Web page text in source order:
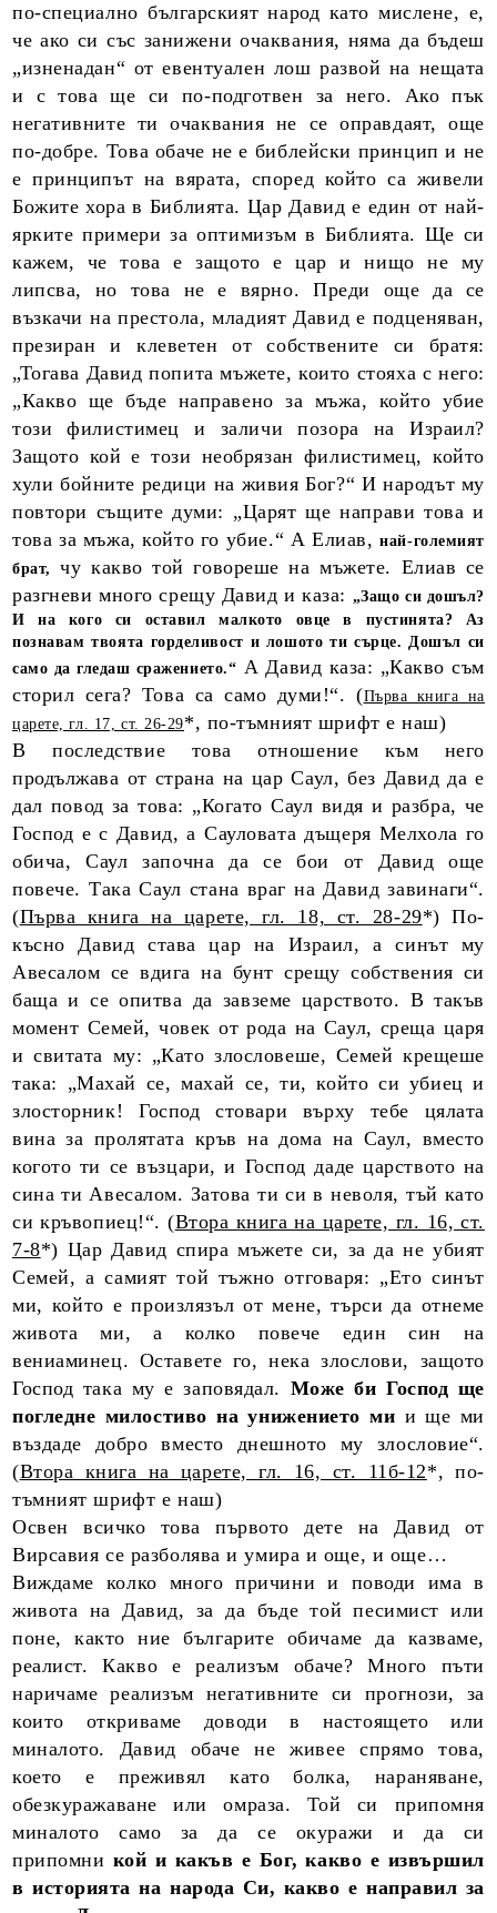
по-специално българският народ като мислене, е,
че ако си със занижени очаквания, няма да бъдеш
„изненадан“ от евентуален лош развой на нещата
и с това ще си по-подготвен за него. Ако пък
негативните ти очаквания не се оправдаят, още
по-добре. Това обаче не е библейски принцип и не
е принципът на вярата, според който са живели
Божите хора в Библията. Цар Давид е един от най-
ярките примери за оптимизъм в Библията. Ще си
кажем, че това е защото е цар и нищо не му
липсва, но това не е вярно. Преди още да се
възкачи на престола, младият Давид е подценяван,
презиран и клеветен от собствените си братя:
„Тогава Давид попита мъжете, които стояха с него:
„Какво ще бъде направено за мъжа, който убие
този филистимец и заличи позора на Израил?
Защото кой е този необрязан филистимец, който
хули бойните редици на живия Бог?“ И народът му
повтори същите думи: „Царят ще направи това и
това за мъжа, който го убие.“ А Елиав,най-големият
брат,
чу какво той говореше на мъжете. Елиав се
разгневи много срещу Давид и каза: „Защо си дошъл?
И на кого си оставил малкото овце в пустинята? Аз
познавам твоята горделивост и лошото ти сърце. Дошъл си
само да гледаш сражението.“ А Давид каза: „Какво съм
сторил сега? Това са само думи!“. (Първа книга на
царете, гл. 17, ст. 26-29*, по-тъмният шрифт е наш)
В последствие това отношение към него
продължава от страна на цар Саул, без Давид да е
дал повод за това: „Когато Саул видя и разбра, че
Господ е с Давид, а Сауловата дъщеря Мелхола го
обича, Саул започна да се бои от Давид още
повече. Така Саул стана враг на Давид завинаги“.
(Първа книга на царете, гл. 18, ст. 28-29*) По-
късно Давид става цар на Израил, а синът му
Авесалом се вдига на бунт срещу собствения си
баща и се опитва да завземе царството. В такъв
момент Семей, човек от рода на Саул, среща царя
и свитата му: „Като злословеше, Семей крещеше
така: „Махай се, махай се, ти, който си убиец и
злосторник! Господ стовари върху тебе цялата
вина за пролятата кръв на дома на Саул, вместо
когото ти се възцари, и Господ даде царството на
сина ти Авесалом. Затова ти си в неволя, тъй като
си кръвопиец!“. (Втора книга на царете, гл. 16, ст.
7-8*) Цар Давид спира мъжете си, за да не убият
Семей, а самият той тъжно отговаря: „Ето синът
ми, който е произлязъл от мене, търси да отнеме
живота ми, а колко повече един син на
вениаминец. Оставете го, нека злослови, защото
Господ така му е заповядал. Може би Господ ще
погледне милостиво на унижението ми и ще ми
въздаде добро вместо днешното му злословие“.
(Втора книга на царете, гл. 16, ст. 11б-12*, по-
тъмният шрифт е наш)
Освен всичко това първото дете на Давид от
Вирсавия се разболява и умира и още, и още…
Виждаме колко много причини и поводи има в
живота на Давид, за да бъде той песимист или
поне, както ние българите обичаме да казваме,
реалист. Какво е реализъм обаче? Много пъти
наричаме реализъм негативните си прогнози, за
които откриваме доводи в настоящето или
миналото. Давид обаче не живее спрямо това,
което е преживял като болка, нараняване,
обезкуражаване или омраза. Той си припомня
миналото само за да се окуражи и да си
припомни кой и какъв е Бог, какво е извършил
в историята на народа Си, какво е направил за